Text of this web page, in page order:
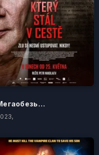
Мегаобезьяна